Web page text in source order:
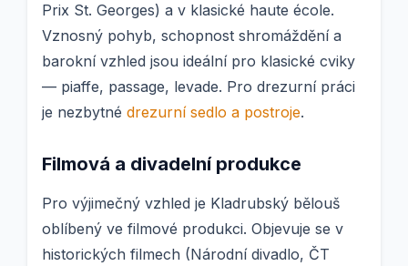
Prix St. Georges) a v klasické haute école.
Vznosný pohyb, schopnost shromáždění a
barokní vzhled jsou ideální pro klasické cviky
— piaffe, passage, levade. Pro drezurní práci
je nezbytné drezurní sedlo a postroje.
Filmová a divadelní produkce
Pro výjimečný vzhled je Kladrubský bělouš
oblíbený ve filmové produkci. Objevuje se v
historických filmech (Národní divadlo, ČT